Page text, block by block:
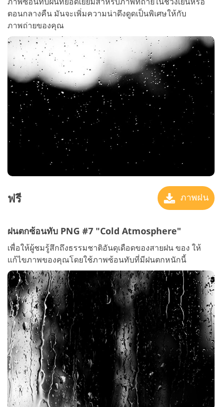
ตอนกลางคืน มันจะเพิ่มความน่าดึงดูดเป็นพิเศษให้กับ
ภาพถ่ายของคุณ
ฟรี ภาพฝน
ฝนตกซ้อนทับ PNG #7 "Cold Atmosphere"
เพื่อให้ผู้ชมรู้สึกถึงธรรมชาติอันดุเดือดของสายฝน ของ ให้
แก้ไขภาพของคุณโดยใช้ภาพซ้อนทับที่มีฝนตกหนักนี้